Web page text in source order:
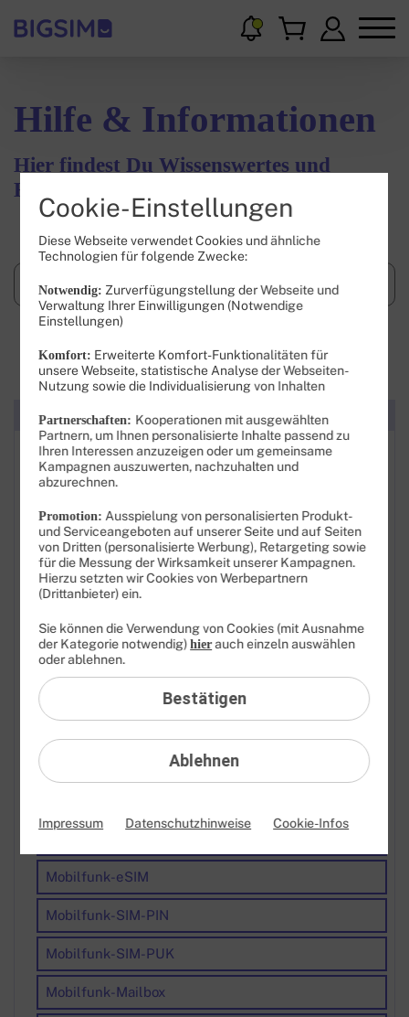
Hilfe & Informationen
Hier findest Du Wissenswertes und
Hilfestellungen.
Suchen
Kategorien
FAQ: Am häufigsten gesucht
Festnetz-Geräte
Kundendaten
BILDplus
Drittanbieter
Mobilfunk-Netz
Mobilfunk-eSIM
Mobilfunk-SIM-PIN
Mobilfunk-SIM-PUK
Mobilfunk-Mailbox
Cookie-Einstellungen
Diese Webseite verwendet Cookies und ähnliche
Technologien für folgende Zwecke:
Notwendig: Zurverfügungstellung der Webseite und
Verwaltung Ihrer Einwilligungen (Notwendige
Einstellungen)
Komfort: Erweiterte Komfort-Funktionalitäten für
unsere Webseite, statistische Analyse der Webseiten-
Nutzung sowie die Individualisierung von Inhalten
Partnerschaften: Kooperationen mit ausgewählten
Partnern, um Ihnen personalisierte Inhalte passend zu
Ihren Interessen anzuzeigen oder um gemeinsame
Kampagnen auszuwerten, nachzuhalten und
abzurechnen.
Promotion: Ausspielung von personalisierten Produkt-
und Serviceangeboten auf unserer Seite und auf Seiten
von Dritten (personalisierte Werbung), Retargeting sowie
für die Messung der Wirksamkeit unserer Kampagnen.
Hierzu setzten wir Cookies von Werbepartnern
(Drittanbieter) ein.
Ablehnen
Sie können die Verwendung von Cookies (mit Ausnahme
der Kategorie notwendig)hierauch einzeln auswählen
oder ablehnen.
Bestätigen
Impressum Datenschutzhinweise Cookie-Infos